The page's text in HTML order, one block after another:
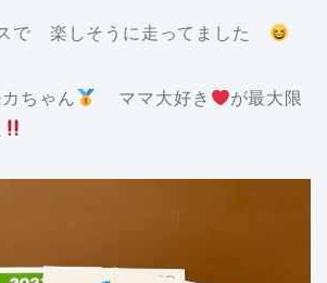
で 楽しそうに走ってました
ちゃん ママ大好き
が最大限